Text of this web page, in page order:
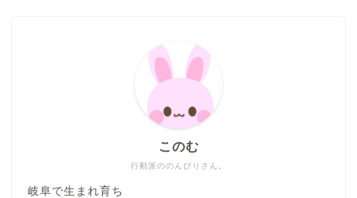
行動派ののんびりさん。
このむ
岐阜で生まれ育ち